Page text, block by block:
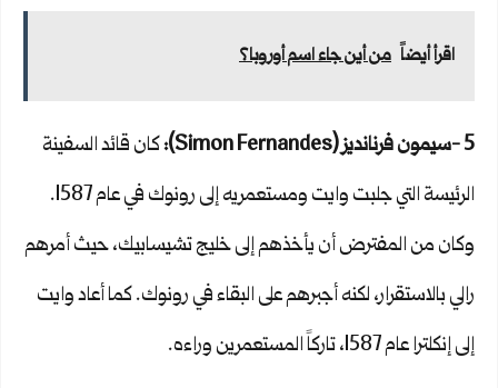
اقرأ أيضاً من أين جاء اسم أوروبا؟
5 -سيمون فرنانديز ( Simon Fernandes
):كان قائد السفينة
الرئيسة التي جلبت وايت ومستعمريه إلى رونوك في عام 1587.
وكان من المفترض أن يأخذهم إلى خليج تشيسابيك، حيث أمرهم
رالي بالاستقرار، لكنه أجبرهم على البقاء في رونوك. كما أعاد وايت
إلى إنكلترا عام 1587، تاركاً المستعمرين وراءه.